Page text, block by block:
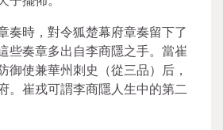
奏時，對令狐楚幕府章奏留下了
些奏章多出自李商隱之手。當崔
御使兼華州刺史（從三品）后，
。崔戎可謂李商隱人生中的第二